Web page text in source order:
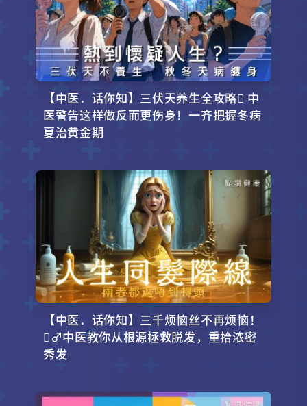
【中医．话你知】三伏天养生全攻略 中
医警告这样做反而更伤身！一齐把握冬病
夏治黄金期
【中医．话你知】三千烦恼丝不再烦恼！
‍♂️中医教你从根源拯救脱发，重拾浓密
秀发